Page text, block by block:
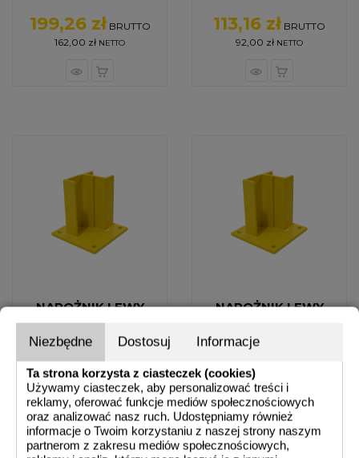
Cena
199,26 złBRUTTO
162,00 zł NETTO
Cena
113,16 złBRUTTO
92,00 zł NETTO
NAROŻNIK LEWY
65X300
Cena
129,15 złBRUTTO
105,00 złNETTO
NAROŻNIK LEWY
118,00 zł
NETTO
Niezbędne Dostosuj Informacje
Ta strona korzysta z ciasteczek (cookies)
Używamy ciasteczek, aby personalizować treści i
reklamy, oferować funkcje mediów społecznościowych
oraz analizować nasz ruch. Udostępniamy również
informacje o Twoim korzystaniu z naszej strony naszym
partnerom z zakresu mediów społecznościowych,